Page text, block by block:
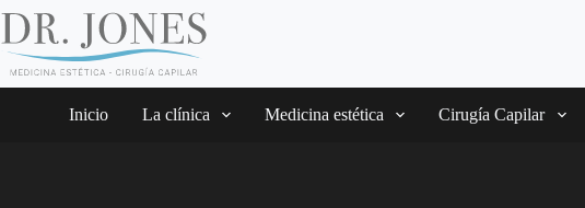
Inicio La clínica Medicina estética Cirugía Capilar